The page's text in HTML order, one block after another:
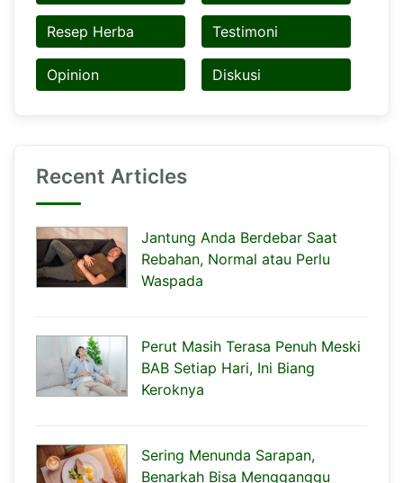
Resep Herba Testimoni
Opinion Diskusi
Recent Articles
Jantung Anda Berdebar Saat
Rebahan, Normal atau Perlu
Waspada
Perut Masih Terasa Penuh Meski
BAB Setiap Hari, Ini Biang
Keroknya
Sering Menunda Sarapan,
Benarkah Bisa Mengganggu